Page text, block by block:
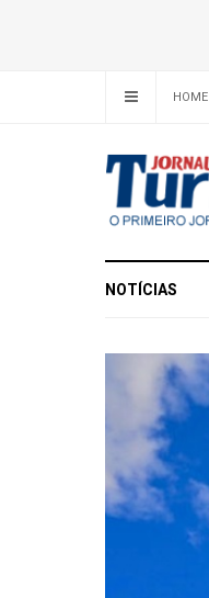
HOME
NOTÍCIAS